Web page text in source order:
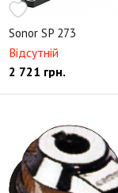
Sonor SP 273
Відсутній
2 721 грн.